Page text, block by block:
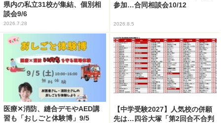
県内の私立31校が集結、個別相
談会9/6
2026.7.28
参加…合同相談会10/12
2026.8.5
医療✕消防、縫合デモやAED講
習も「おしごと体験博」9/5
【中学受験2027】人気校の併願
先は…四谷大塚「第2回合不合判